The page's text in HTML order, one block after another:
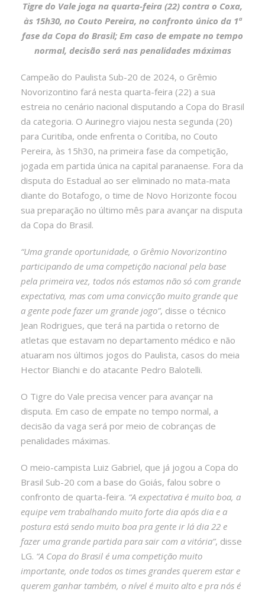
Tigre do Vale joga na quarta-feira (22) contra o Coxa,
às 15h30, no Couto Pereira, no confronto único da 1ª
fase da Copa do Brasil; Em caso de empate no tempo
normal, decisão será nas penalidades máximas
Campeão do Paulista Sub-20 de 2024, o Grêmio
Novorizontino fará nesta quarta-feira (22) a sua
estreia no cenário nacional disputando a Copa do Brasil
da categoria. O Aurinegro viajou nesta segunda (20)
para Curitiba, onde enfrenta o Coritiba, no Couto
Pereira, às 15h30, na primeira fase da competição,
jogada em partida única na capital paranaense. Fora da
disputa do Estadual ao ser eliminado no mata-mata
diante do Botafogo, o time de Novo Horizonte focou
sua preparação no último mês para avançar na disputa
da Copa do Brasil.
“Uma grande oportunidade, o Grêmio Novorizontino
participando de uma competição nacional pela base
pela primeira vez, todos nós estamos não só com grande
expectativa, mas com uma convicção muito grande que
a gente pode fazer um grande jogo”, disse o técnico
Jean Rodrigues, que terá na partida o retorno de
atletas que estavam no departamento médico e não
atuaram nos últimos jogos do Paulista, casos do meia
Hector Bianchi e do atacante Pedro Balotelli.
O Tigre do Vale precisa vencer para avançar na
disputa. Em caso de empate no tempo normal, a
decisão da vaga será por meio de cobranças de
penalidades máximas.
O meio-campista Luiz Gabriel, que já jogou a Copa do
Brasil Sub-20 com a base do Goiás, falou sobre o
confronto de quarta-feira. “A expectativa é muito boa, a
equipe vem trabalhando muito forte dia após dia e a
postura está sendo muito boa pra gente ir lá dia 22 e
fazer uma grande partida para sair com a vitória”, disse
LG. “A Copa do Brasil é uma competição muito
importante, onde todos os times grandes querem estar e
querem ganhar também, o nível é muito alto e pra nós é